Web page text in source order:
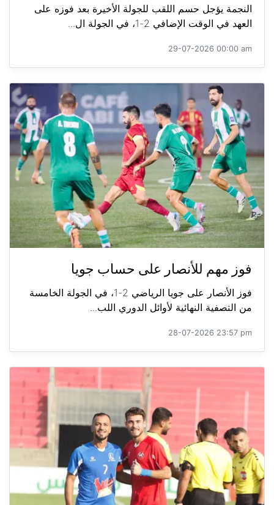
النجمة يؤجل حسم اللقب للجولة الأخيرة بعد فوزه على
العهد في الوقت الإضافي 2-1، في الجولة ال...
29-07-2026 00:00 am
فوز مهم للأنصار على حساب جويا
فوز الأنصار على جويا الرياضي 2-1، في الجولة الخامسة
من التصفية النهائية لأوائل الدوري اللب...
28-07-2026 23:57 pm